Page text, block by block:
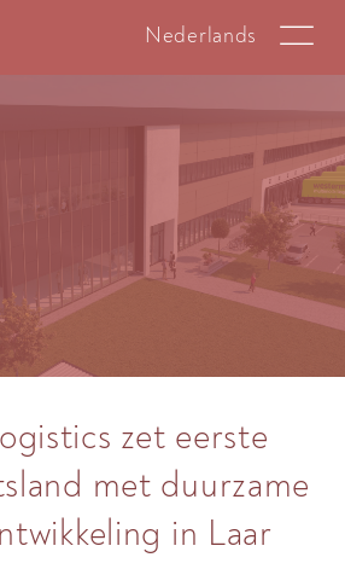
Nederlands
zet eerste
met duurzame
in Laar